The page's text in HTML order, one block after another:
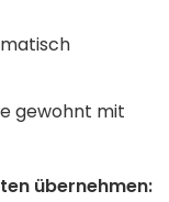
gewohnt mit
übernehmen: